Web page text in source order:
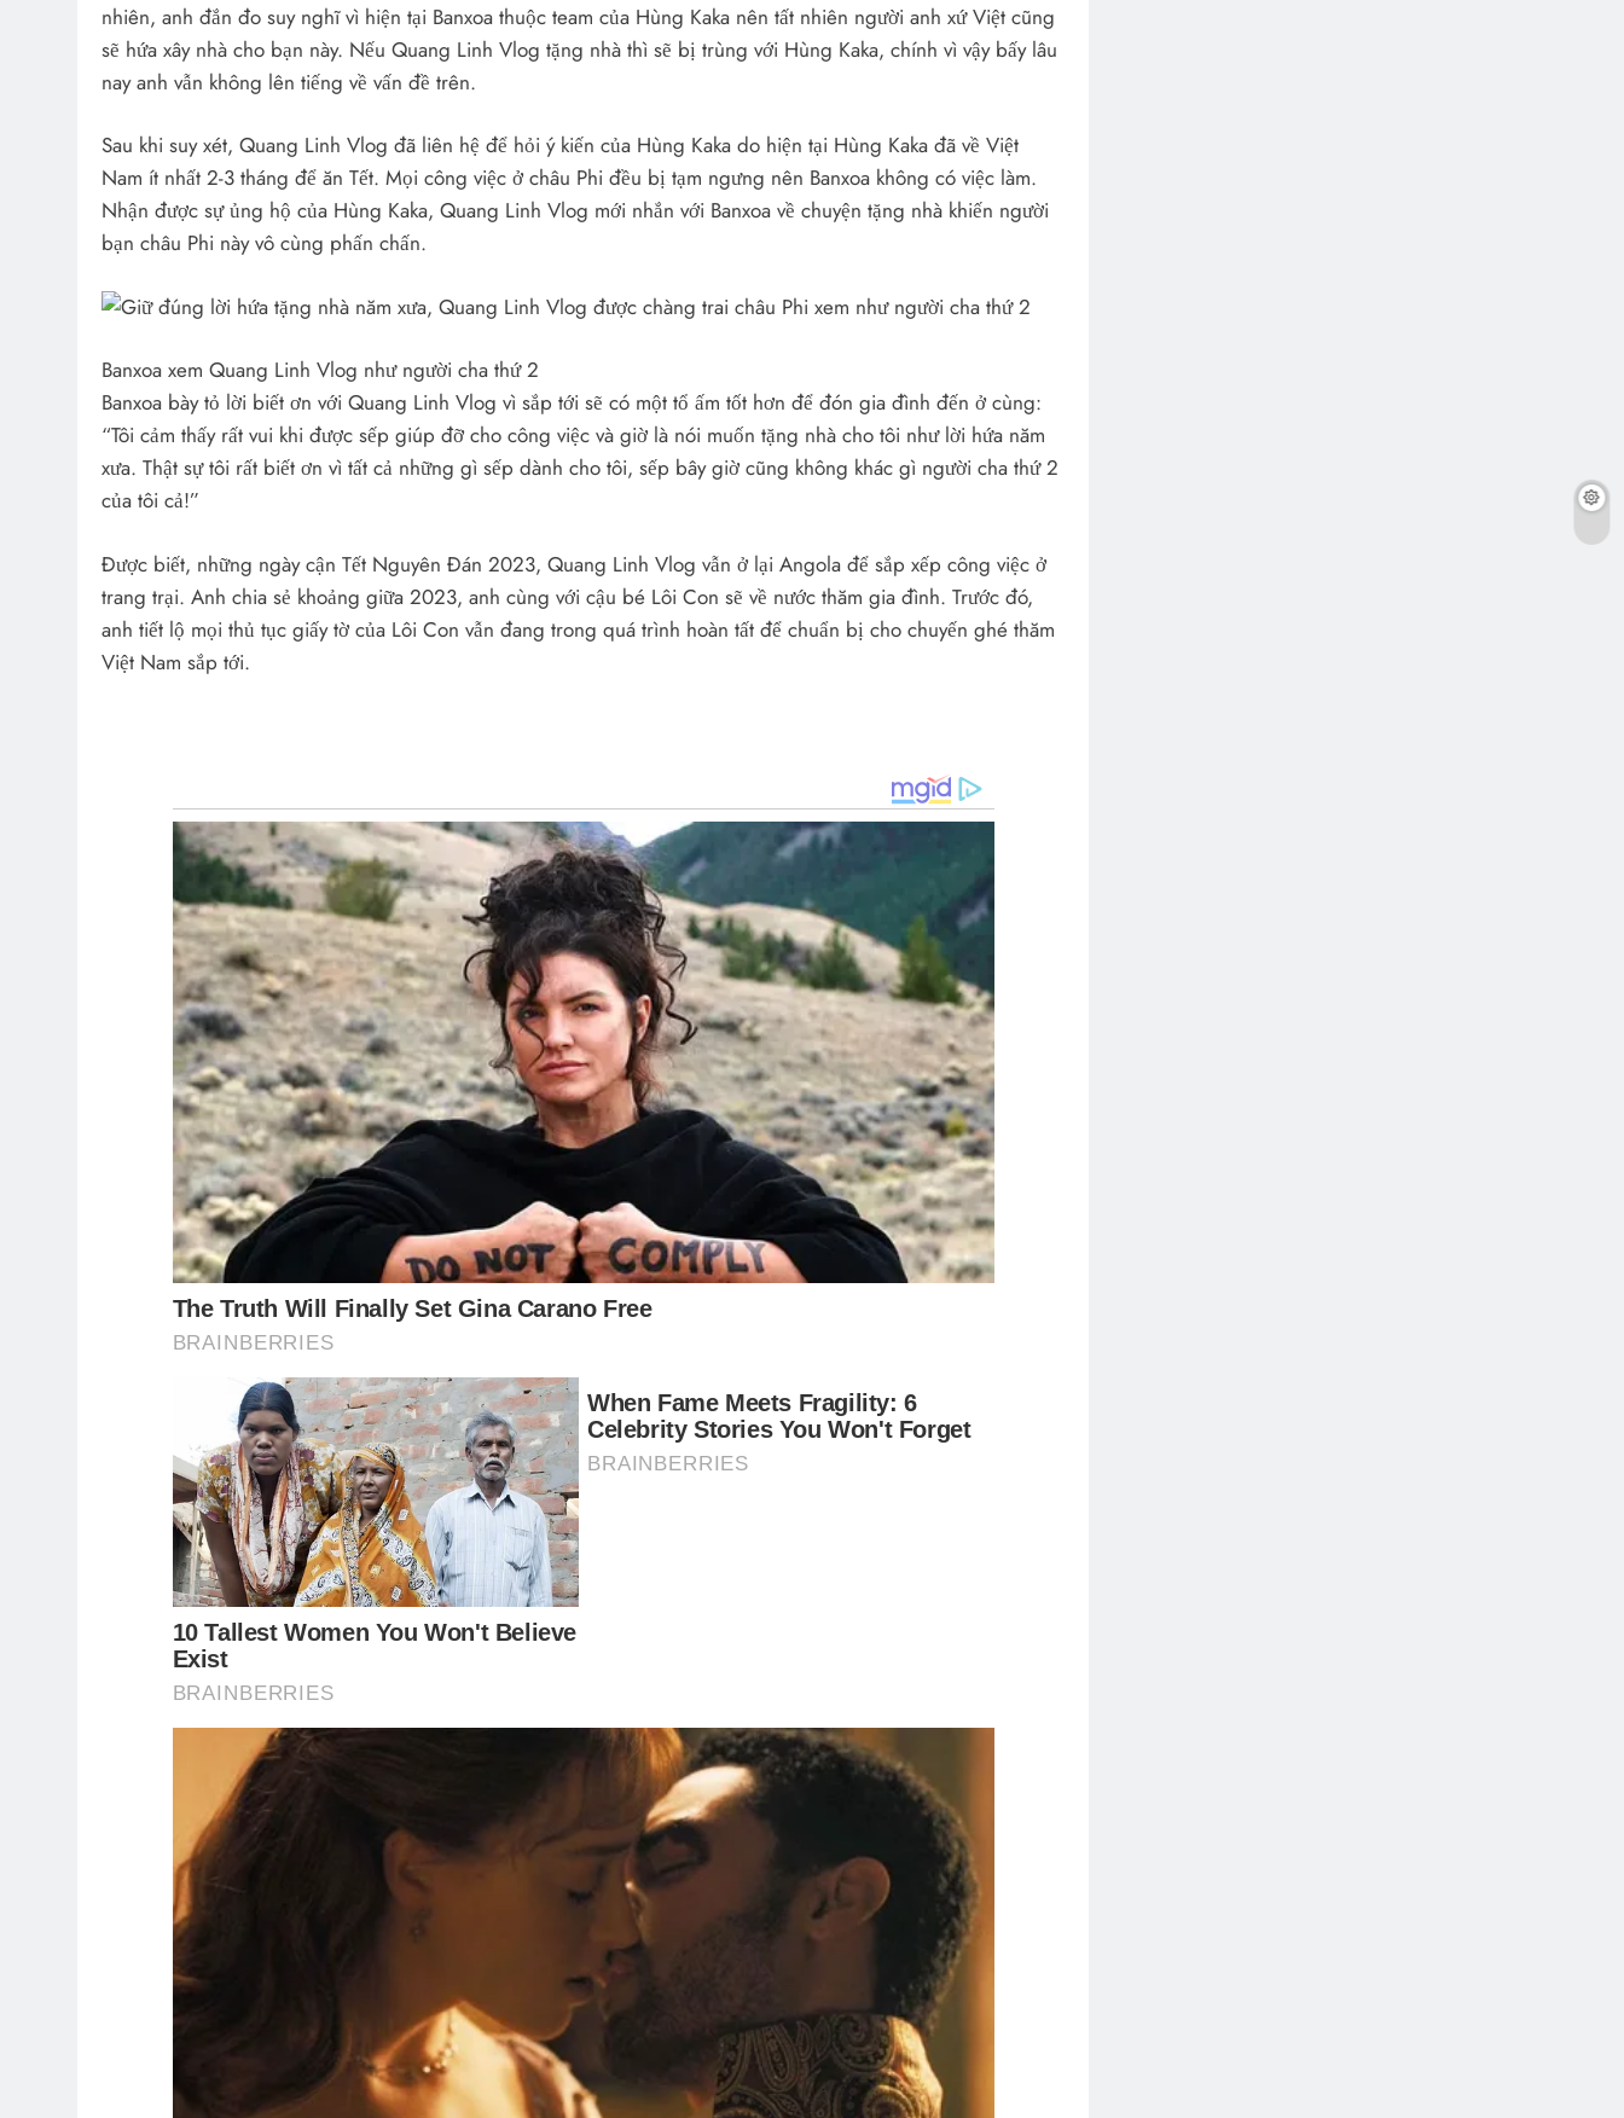
nhiên, anh đắn đo suy nghĩ vì hiện tại Banxoa thuộc team của Hùng Kaka nên tất nhiên người anh xứ Việt cũng
sẽ hứa xây nhà cho bạn này. Nếu Quang Linh Vlog tặng nhà thì sẽ bị trùng với Hùng Kaka, chính vì vậy bấy lâu
nay anh vẫn không lên tiếng về vấn đề trên.
Sau khi suy xét, Quang Linh Vlog đã liên hệ để hỏi ý kiến của Hùng Kaka do hiện tại Hùng Kaka đã về Việt
Nam ít nhất 2-3 tháng để ăn Tết. Mọi công việc ở châu Phi đều bị tạm ngưng nên Banxoa không có việc làm.
Nhận được sự ủng hộ của Hùng Kaka, Quang Linh Vlog mới nhắn với Banxoa về chuyện tặng nhà khiến người
bạn châu Phi này vô cùng phấn chấn.
Banxoa xem Quang Linh Vlog như người cha thứ 2
Banxoa bày tỏ lời biết ơn với Quang Linh Vlog vì sắp tới sẽ có một tổ ấm tốt hơn để đón gia đình đến ở cùng:
“Tôi cảm thấy rất vui khi được sếp giúp đỡ cho công việc và giờ là nói muốn tặng nhà cho tôi như lời hứa năm
xưa. Thật sự tôi rất biết ơn vì tất cả những gì sếp dành cho tôi, sếp bây giờ cũng không khác gì người cha thứ 2
của tôi cả!”
Được biết, những ngày cận Tết Nguyên Đán 2023, Quang Linh Vlog vẫn ở lại Angola để sắp xếp công việc ở
trang trại. Anh chia sẻ khoảng giữa 2023, anh cùng với cậu bé Lôi Con sẽ về nước thăm gia đình. Trước đó,
anh tiết lộ mọi thủ tục giấy tờ của Lôi Con vẫn đang trong quá trình hoàn tất để chuẩn bị cho chuyến ghé thăm
Việt Nam sắp tới.